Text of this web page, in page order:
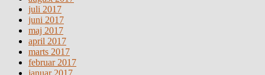
juli 2017
juni 2017
maj 2017
april 2017
marts 2017
februar 2017
januar 2017